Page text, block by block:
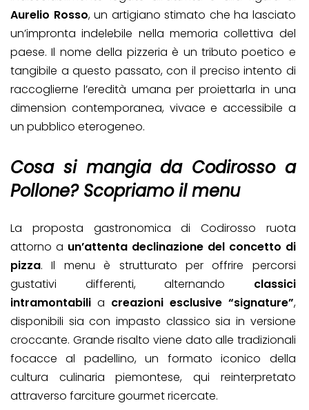
Aurelio Rosso, un artigiano stimato che ha lasciato
un’impronta indelebile nella memoria collettiva del
paese. Il nome della pizzeria è un tributo poetico e
tangibile a questo passato, con il preciso intento di
raccoglierne l’eredità umana per proiettarla in una
dimension contemporanea, vivace e accessibile a
un pubblico eterogeneo.
Cosa si mangia da Codirosso a
Pollone? Scopriamo il menu
La proposta gastronomica di Codirosso ruota
attorno a un’attenta declinazione del concetto di
pizza. Il menu è strutturato per offrire percorsi
gustativi differenti, alternando classici
intramontabili a creazioni esclusive “signature”,
disponibili sia con impasto classico sia in versione
croccante. Grande risalto viene dato alle tradizionali
focacce al padellino, un formato iconico della
cultura culinaria piemontese, qui reinterpretato
attraverso farciture gourmet ricercate.